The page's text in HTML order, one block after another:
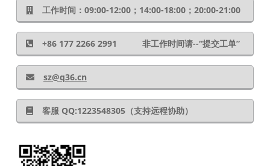
工作时间：09:00-12:00；14:00-18:00；20:00-21:00
+86 177 2266 2991 非工作时间请--“提交工单”
sz@q36.cn
客服 QQ:1223548305（支持远程协助）